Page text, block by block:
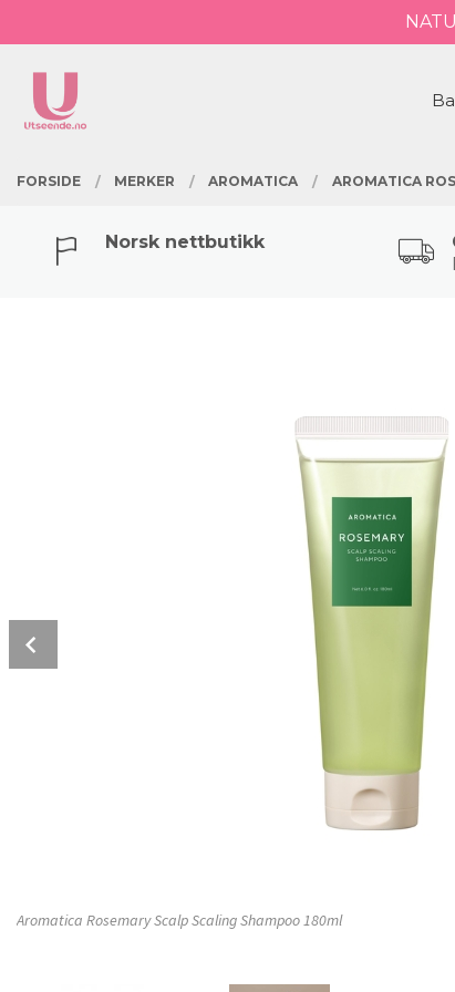
til
PRODUKTER
FORSIDE MERKER AROMATICA AROMATICA
Norsk nettbutikk
Aromatica Rosemary Scalp Scaling Shampoo 180ml